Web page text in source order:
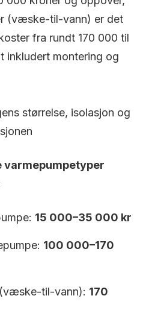
(væske-til-vann) er det
fra rundt 170 000 til
inkludert montering og
størrelse, isolasjon og
varmepumpetyper
15 000–35 000 kr
100 000–170
til-vann): 170